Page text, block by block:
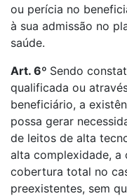
ou perícia no
à sua admissão no
saúde.
Art. 6º Sendo
qualificada ou
beneficiário, a
possa gerar
de leitos de alta
alta complexidade, a
cobertura total no
preexistentes, sem